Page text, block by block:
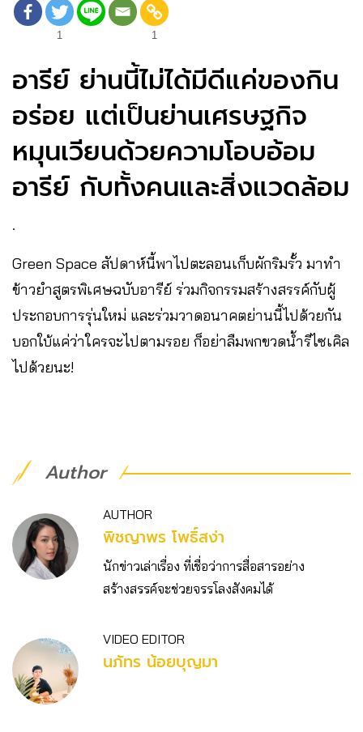
1 1
อารีย์ ย่านนี้ไม่ได้มีดีแค่ของกิน
อร่อย แต่เป็นย่านเศรษฐกิจ
หมุนเวียนด้วยความโอบอ้อม
อารีย์ กับทั้งคนและสิ่งแวดล้อม
.
Green Space สัปดาห์นี้พาไปตะลอนเก็บผักริมรั้ว มาทำ
ข้าวยำสูตรพิเศษฉบับอารีย์ ร่วมกิจกรรมสร้างสรรค์กับผู้
ประกอบการรุ่นใหม่ และร่วมวาดอนาคตย่านนี้ไปด้วยกัน
บอกใบ้แค่ว่าใครจะไปตามรอย ก็อย่าลืมพกขวดน้ำรีไซเคิล
ไปด้วยนะ!
Author
AUTHOR
พิชญาพร โพธิ์สง่า
นักข่าวเล่าเรื่อง ที่เชื่อว่าการสื่อสารอย่าง
สร้างสรรค์จะช่วยจรรโลงสังคมได้
VIDEO EDITOR
นภัทร น้อยบุญมา